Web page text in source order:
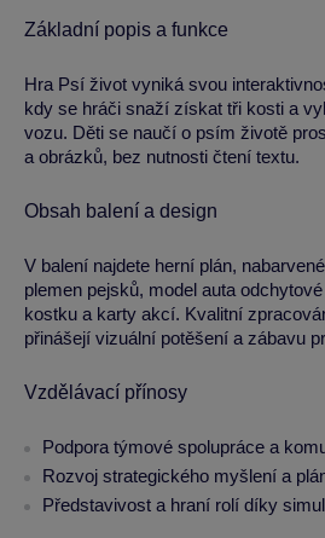
Základní popis a funkce
Hra Psí život vyniká svou
kdy se hráči snaží získat tři kosti a
vozu. Děti se naučí o psím životě
a obrázků, bez nutnosti čtení textu.
Obsah balení a design
V balení najdete herní plán,
plemen pejsků, model auta
kostku a karty akcí. Kvalitní
přinášejí vizuální potěšení a zábavu
Vzdělávací přínosy
Podpora týmové spolupráce a
Rozvoj strategického myšlení a
Představivost a hraní rolí díky